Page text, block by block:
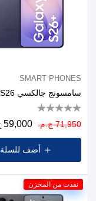
SMART PHONES
71,950 ج.م. 59,000 ج.م.
أضف للسلة
جديد
نفذت من المخزن